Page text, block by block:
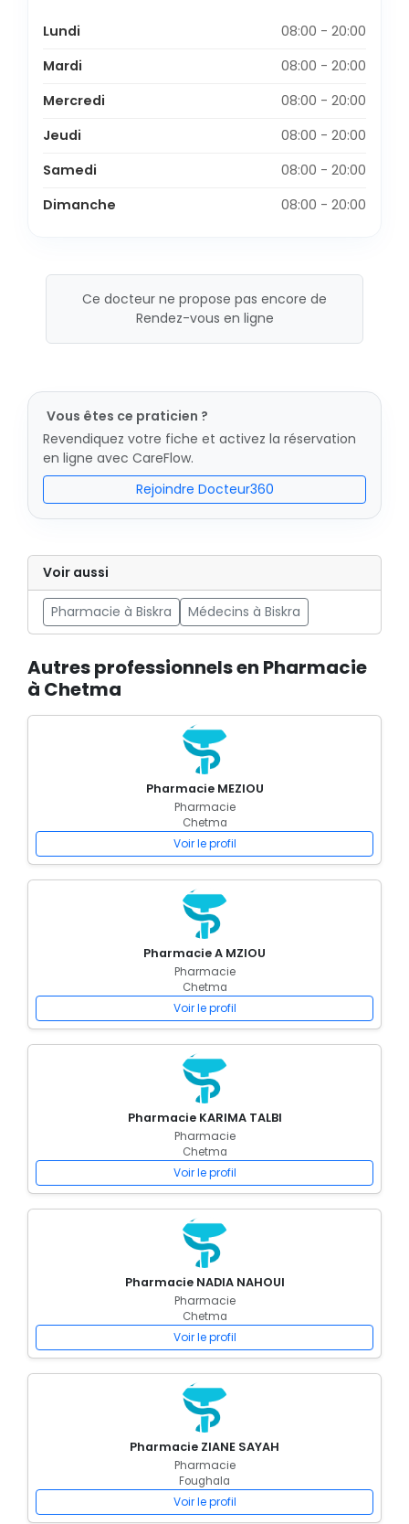
Lundi
08:00 - 20:00
Mardi
08:00 - 20:00
Mercredi
08:00 - 20:00
Jeudi
08:00 - 20:00
Samedi
08:00 - 20:00
Dimanche
08:00 - 20:00
Ce docteur ne propose pas encore de
Rendez-vous en ligne
Vous êtes ce praticien ?
Revendiquez votre fiche et activez la réservation
en ligne avec CareFlow.
Rejoindre Docteur360
Voir aussi
Pharmacie à Biskra Médecins à Biskra
Autres professionnels en Pharmacie
à Chetma
Pharmacie MEZIOU
Pharmacie
Chetma
Voir le profil
Pharmacie A MZIOU
Pharmacie
Chetma
Voir le profil
Pharmacie KARIMA TALBI
Pharmacie
Chetma
Voir le profil
Pharmacie NADIA NAHOUI
Pharmacie
Chetma
Voir le profil
Pharmacie ZIANE SAYAH
Pharmacie
Foughala
Voir le profil